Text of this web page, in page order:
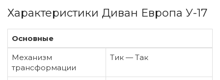
Характеристики Диван Европа У-17
Основные
Механизм
трансформации
Тик — Так